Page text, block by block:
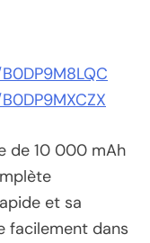
de 10 000 mAh
et sa
facilement dans